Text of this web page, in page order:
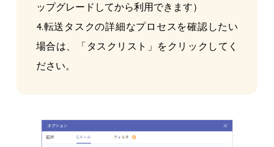
ップグレードしてから利用できます）
4.転送タスクの詳細なプロセスを確認したい
場合は、「タスクリスト」をクリックしてく
ださい。